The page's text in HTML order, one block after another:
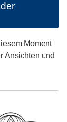
Moment
Ansichten und